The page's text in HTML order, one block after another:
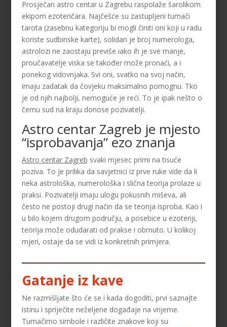
Prosječan astro centar u Zagrebu raspolaže šarolikom
ekipom ezoteričara. Najčešće su zastupljeni tumači
tarota (zasebnu kategoriju bi mogli činiti oni koji u radu
koriste sudbinske karte), solidan je broj numerologa,
astrolozi ne zaostaju previše iako ih je sve manje,
proučavatelje viska se također može pronaći, a i
ponekog vidovnjaka. Svi oni, svatko na svoj način,
imaju zadatak da čovjeku maksimalno pomognu. Tko
je od njih najbolji, nemoguće je reći. To je ipak nešto o
čemu sud na kraju donose pozivatelji.
Astro centar Zagreb je mjesto
“isprobavanja” ezo znanja
Astro centar Zagreb svaki mjesec primi na tisuće
poziva. To je prilika da savjetnici iz prve ruke vide da li
neka astrološka, numerološka i slična teorija prolaze u
praksi. Pozivatelji imaju ulogu pokusnih miševa, ali
često ne postoji drugi način da se teorija isproba. Kao i
u bilo kojem drugom području, a posebice u ezoteriji,
teorija može odudarati od prakse i obrnuto. U kolikoj
mjeri, ostaje da se vidi iz konkretnih primjera.
Gatanje iz kave
Ne razmišljate što će se i kada dogoditi, prvi saznajte
istinu i spriječite neželjene događaje na vrijeme.
Tumačimo simbole i različite znakove koji su